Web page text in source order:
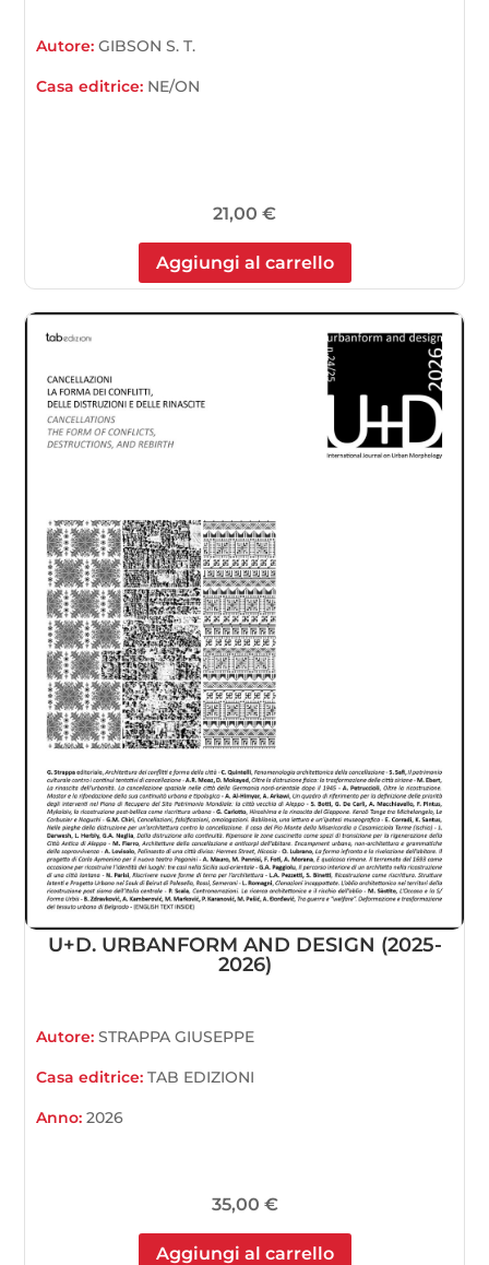
Autore:GIBSON S. T.
Casa editrice: NE/ON
21,00 €
Aggiungi al carrello
U+D. URBANFORM AND DESIGN (2025-
2026)
Autore:STRAPPA GIUSEPPE
Casa editrice:TAB EDIZIONI
Anno:2026
35,00 €
Aggiungi al carrello